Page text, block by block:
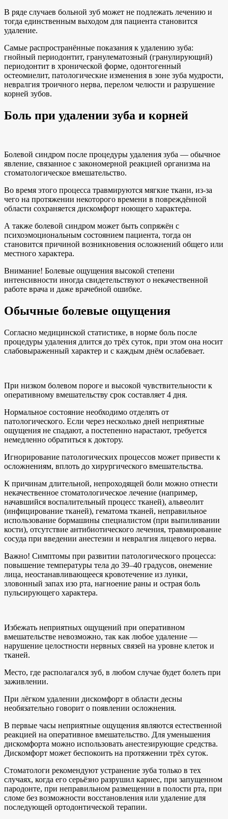
В ряде случаев больной зуб может не подлежать лечению и
тогда единственным выходом для пациента становится
удаление.
Самые распространённые показания к удалению зуба:
гнойный периодонтит, гранулематозный (гранулирующий)
периодонтит в хронической форме, одонтогенный
остеомиелит, патологические изменения в зоне зуба мудрости,
невралгия троичного нерва, перелом челюсти и разрушение
корней зубов.
Боль при удалении зуба и корней
Болевой синдром после процедуры удаления зуба — обычное
явление, связанное с закономерной реакцией организма на
стоматологическое вмешательство.
Во время этого процесса травмируются мягкие ткани, из-за
чего на протяжении некоторого времени в повреждённой
области сохраняется дискомфорт ноющего характера.
А также болевой синдром может быть сопряжён с
психоэмоциональным состоянием пациента, тогда он
становится причиной возникновения осложнений общего или
местного характера.
Внимание! Болевые ощущения высокой степени
интенсивности иногда свидетельствуют о некачественной
работе врача и даже врачебной ошибке.
Обычные болевые ощущения
Согласно медицинской статистике, в норме боль после
процедуры удаления длится до трёх суток, при этом она носит
слабовыраженный характер и с каждым днём ослабевает.
При низком болевом пороге и высокой чувствительности к
оперативному вмешательству срок составляет 4 дня.
Нормальное состояние необходимо отделять от
патологического. Если через несколько дней неприятные
ощущения не спадают, а постепенно нарастают, требуется
немедленно обратиться к доктору.
Игнорирование патологических процессов может привести к
осложнениям, вплоть до хирургического вмешательства.
К причинам длительной, непроходящей боли можно отнести
некачественное стоматологическое лечение (например,
начавшийся воспалительный процесс тканей), альвеолит
(инфицирование тканей), гематома тканей, неправильное
использование бормашины специалистом (при выпиливании
кости), отсутствие антибиотического лечения, травмирование
сосуда при введении анестезии и невралгия лицевого нерва.
Важно! Симптомы при развитии патологического процесса:
повышение температуры тела до 39–40 градусов, онемение
лица, неостанавливающееся кровотечение из лунки,
зловонный запах изо рта, нагноение раны и острая боль
пульсирующего характера.
Избежать неприятных ощущений при оперативном
вмешательстве невозможно, так как любое удаление —
нарушение целостности нервных связей на уровне клеток и
тканей.
Место, где располагался зуб, в любом случае будет болеть при
заживлении.
При лёгком удалении дискомфорт в области десны
необязательно говорит о появлении осложнения.
В первые часы неприятные ощущения являются естественной
реакцией на оперативное вмешательство. Для уменьшения
дискомфорта можно использовать анестезирующие средства.
Дискомфорт может беспокоить на протяжении трёх суток.
Стоматологи рекомендуют устранение зуба только в тех
случаях, когда его серьёзно разрушил кариес, при запущенном
пародонте, при неправильном размещении в полости рта, при
сломе без возможности восстановления или удаление для
последующей ортодонтической терапии.